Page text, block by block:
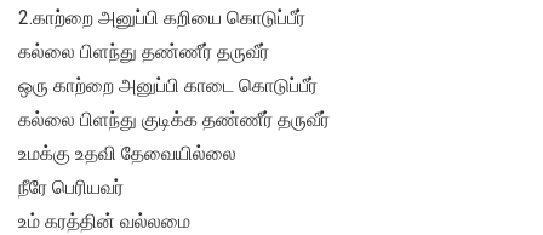
2.காற்றை அனுப்பி கறியை கொடுப்பீர்
கல்லை பிளந்து தண்ணீர் தருவீர்
ஒரு காற்றை அனுப்பி காடை கொடுப்பீர்
கல்லை பிளந்து குடிக்க தண்ணீர் தருவீர்
உமக்கு உதவி தேவையில்லை
நீரே பெரியவர்
உம் கரத்தின் வல்லமை